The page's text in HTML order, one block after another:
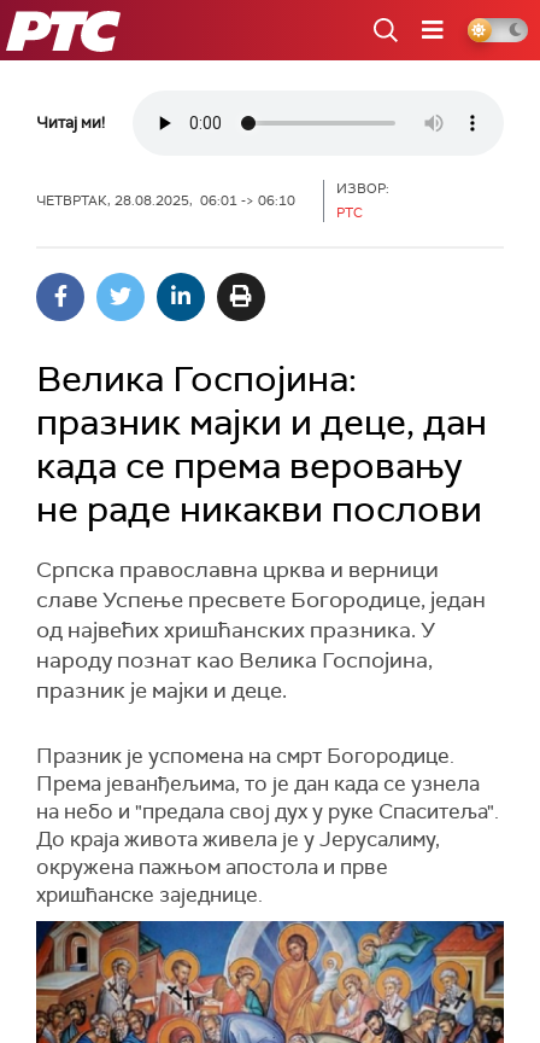
РТС
Читај ми!
ЧЕТВРТАК, 28.08.2025, 06:01 -> 06:10
ИЗВОР:
РТС
Велика Госпојина:
празник мајки и деце, дан
када се према веровању
не раде никакви послови
Српска православна црква и верници
славе Успење пресвете Богородице, један
од највећих хришћанских празника. У
народу познат као Велика Госпојина,
празник је мајки и деце.
Празник је успомена на смрт Богородице.
Према јеванђељима, то је дан када се узнела
на небо и "предала свој дух у руке Спаситеља".
До краја живота живела је у Јерусалиму,
окружена пажњом апостола и прве
хришћанске заједнице.